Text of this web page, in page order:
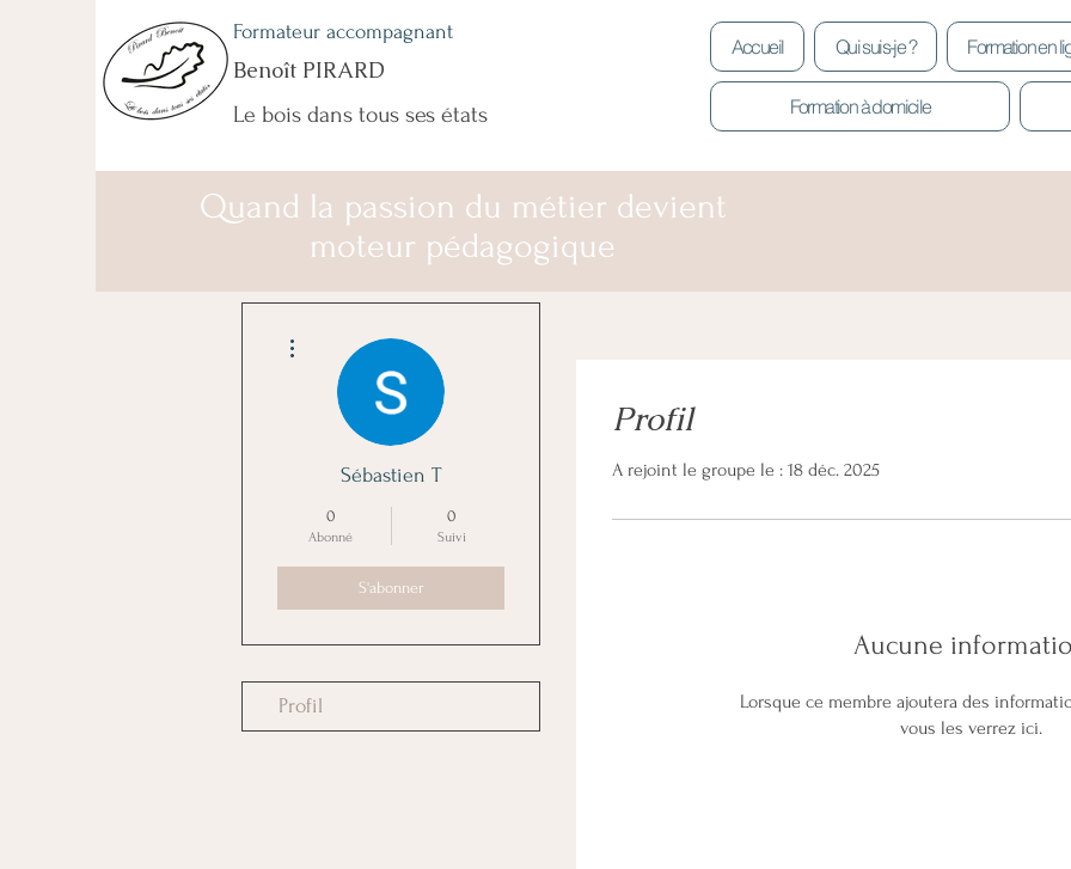
Formateur accompagnant
Benoît PIRARD
Le bois dans tous ses états
Accueil Qui suis-je ? Formation en
Formation à domicile
Quand la passion du métier devient
moteur pédagogique
Profil
A rejoint le groupe le : 18 déc. 2025
Aucune
Lorsque ce membre ajoutera des
vous les verrez ici.
Sébastien T
0
Abonné
0
Suivi
S'abonner
Profil